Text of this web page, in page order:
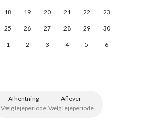
18 19 20 21 22 23
25 26 27 28 29 30
1 2 3 4 5 6
Afhentning
Vælg lejeperiode
Aflever
Vælg lejeperiode